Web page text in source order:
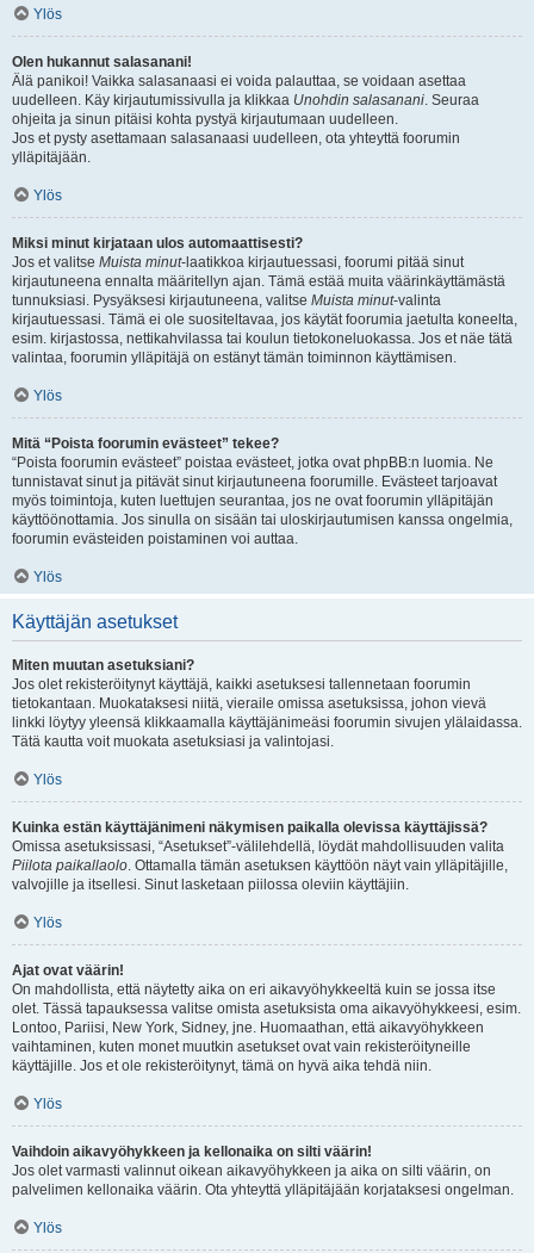
Ylös
Olen hukannut salasanani!
Älä panikoi! Vaikka salasanaasi ei voida palauttaa, se voidaan asettaa
uudelleen. Käy kirjautumissivulla ja klikkaa Unohdin salasanani. Seuraa
ohjeita ja sinun pitäisi kohta pystyä kirjautumaan uudelleen.
Jos et pysty asettamaan salasanaasi uudelleen, ota yhteyttä foorumin
ylläpitäjään.
Ylös
Miksi minut kirjataan ulos automaattisesti?
Jos et valitse Muista minut-laatikkoa kirjautuessasi, foorumi pitää sinut
kirjautuneena ennalta määritellyn ajan. Tämä estää muita väärinkäyttämästä
tunnuksiasi. Pysyäksesi kirjautuneena, valitse Muista minut-valinta
kirjautuessasi. Tämä ei ole suositeltavaa, jos käytät foorumia jaetulta koneelta,
esim. kirjastossa, nettikahvilassa tai koulun tietokoneluokassa. Jos et näe tätä
valintaa, foorumin ylläpitäjä on estänyt tämän toiminnon käyttämisen.
Ylös
Mitä “Poista foorumin evästeet” tekee?
“Poista foorumin evästeet” poistaa evästeet, jotka ovat phpBB:n luomia. Ne
tunnistavat sinut ja pitävät sinut kirjautuneena foorumille. Evästeet tarjoavat
myös toimintoja, kuten luettujen seurantaa, jos ne ovat foorumin ylläpitäjän
käyttöönottamia. Jos sinulla on sisään tai uloskirjautumisen kanssa ongelmia,
foorumin evästeiden poistaminen voi auttaa.
Ylös
Käyttäjän asetukset
Miten muutan asetuksiani?
Jos olet rekisteröitynyt käyttäjä, kaikki asetuksesi tallennetaan foorumin
tietokantaan. Muokataksesi niitä, vieraile omissa asetuksissa, johon vievä
linkki löytyy yleensä klikkaamalla käyttäjänimeäsi foorumin sivujen ylälaidassa.
Tätä kautta voit muokata asetuksiasi ja valintojasi.
Ylös
Kuinka estän käyttäjänimeni näkymisen paikalla olevissa käyttäjissä?
Omissa asetuksissasi, “Asetukset”-välilehdellä, löydät mahdollisuuden valita
Piilota paikallaolo. Ottamalla tämän asetuksen käyttöön näyt vain ylläpitäjille,
valvojille ja itsellesi. Sinut lasketaan piilossa oleviin käyttäjiin.
Ylös
Ajat ovat väärin!
On mahdollista, että näytetty aika on eri aikavyöhykkeeltä kuin se jossa itse
olet. Tässä tapauksessa valitse omista asetuksista oma aikavyöhykkeesi, esim.
Lontoo, Pariisi, New York, Sidney, jne. Huomaathan, että aikavyöhykkeen
vaihtaminen, kuten monet muutkin asetukset ovat vain rekisteröityneille
käyttäjille. Jos et ole rekisteröitynyt, tämä on hyvä aika tehdä niin.
Ylös
Vaihdoin aikavyöhykkeen ja kellonaika on silti väärin!
Jos olet varmasti valinnut oikean aikavyöhykkeen ja aika on silti väärin, on
palvelimen kellonaika väärin. Ota yhteyttä ylläpitäjään korjataksesi ongelman.
Ylös